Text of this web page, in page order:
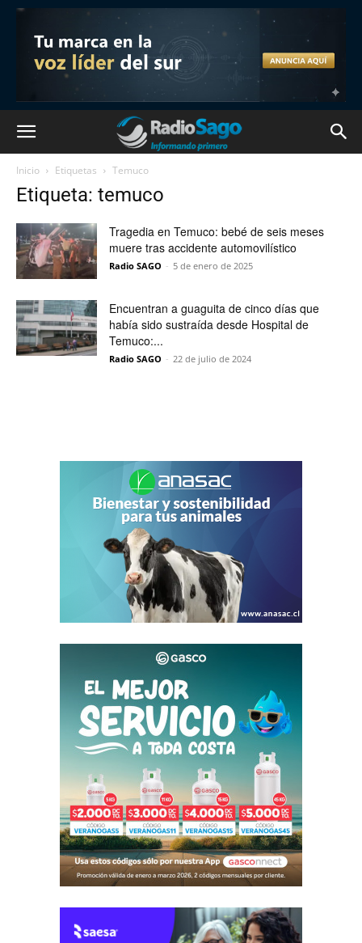
Inicio Etiquetas Temuco
Etiqueta: temuco
Tragedia en Temuco: bebé de seis meses
muere tras accidente automovilístico
Radio SAGO - 5 de enero de 2025
Encuentran a guaguita de cinco días que
había sido sustraída desde Hospital de
Temuco:...
Radio SAGO - 22 de julio de 2024